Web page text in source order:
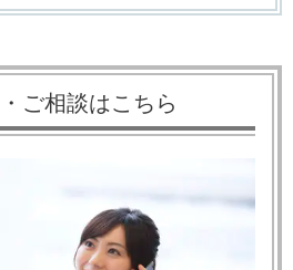
ご相談はこちら